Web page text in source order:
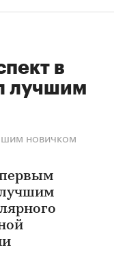
в
лучшим
новичком